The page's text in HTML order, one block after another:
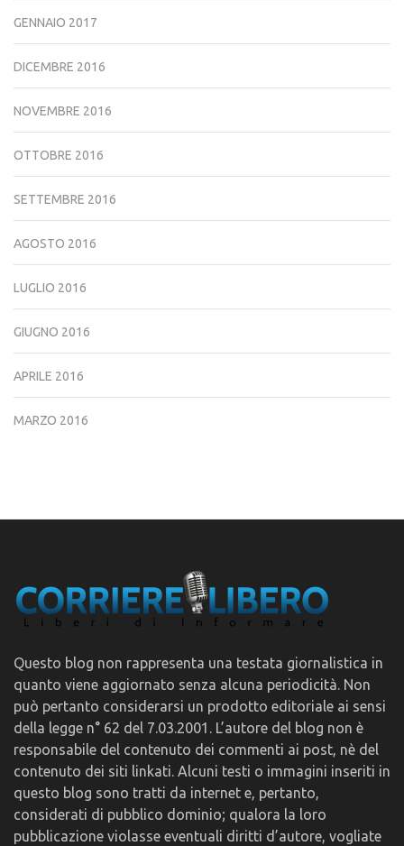
GENNAIO 2017
DICEMBRE 2016
NOVEMBRE 2016
OTTOBRE 2016
SETTEMBRE 2016
AGOSTO 2016
LUGLIO 2016
GIUGNO 2016
APRILE 2016
MARZO 2016
Questo blog non rappresenta una testata giornalistica in
quanto viene aggiornato senza alcuna periodicità. Non
può pertanto considerarsi un prodotto editoriale ai sensi
della legge n° 62 del 7.03.2001. L’autore del blog non è
responsabile del contenuto dei commenti ai post, nè del
contenuto dei siti linkati. Alcuni testi o immagini inseriti in
questo blog sono tratti da internet e, pertanto,
considerati di pubblico dominio; qualora la loro
pubblicazione violasse eventuali diritti d’autore, vogliate